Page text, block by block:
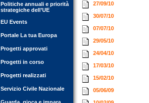
Politiche annuali e priorità
strategiche dell’UE
EU Events
Portale La tua Europa
Progetti approvati
Progetti in corso
Progetti realizzati
Servizio Civile Nazionale
27/09/10
30/07/10
07/07/10
29/05/10
24/04/10
17/03/10
15/02/10
05/06/09